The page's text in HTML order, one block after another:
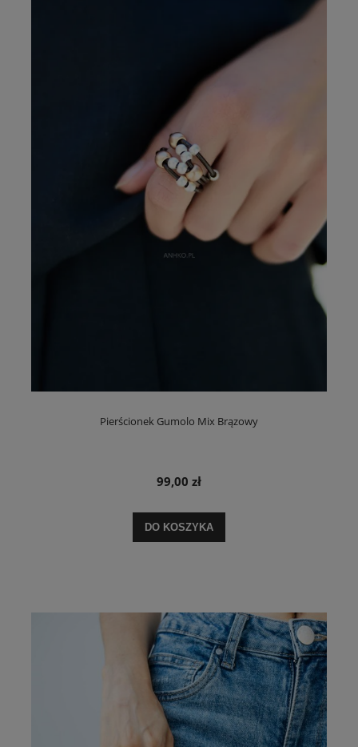
Pierścionek Gumolo Mix Brązowy
99,00 zł
DO KOSZYKA